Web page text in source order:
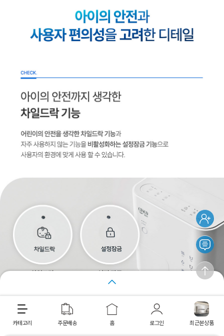
장바구니 바로구매
카테고리 주문배송 홈 로그인 최근본상품
최근 본 상품